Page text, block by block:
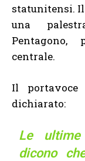
statunitensi.
una
centrale.
Il portavoce
dichiarato:
Le
dicono